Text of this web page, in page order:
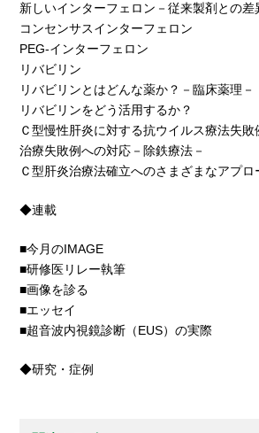
新しいインターフェロン－従来製剤との差
コンセンサスインターフェロン
PEG-インターフェロン
リバビリン
リバビリンとはどんな薬か？－臨床薬理－
リバビリンをどう活用するか？
Ｃ型慢性肝炎に対する抗ウイルス療法失
治療失敗例への対応－除鉄療法－
Ｃ型肝炎治療法確立へのさまざまなアプロ
◆連載
■今月のIMAGE
■研修医リレー執筆
■画像を診る
■エッセイ
■超音波内視鏡診断（EUS）の実際
◆研究・症例